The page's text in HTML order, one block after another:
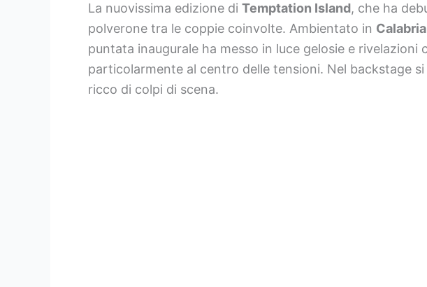
La nuovissima edizione di Temptation Island, che ha
polverone tra le coppie coinvolte. Ambientato in Calabria
puntata inaugurale ha messo in luce gelosie e
particolarmente al centro delle tensioni. Nel backstage
ricco di colpi di scena.